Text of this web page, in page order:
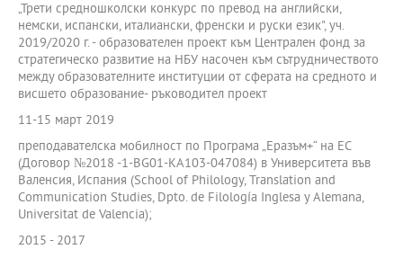
„Трети средношколски конкурс по превод на английски,
немски, испански, италиански, френски и руски език", уч.
2019/2020 г. - образователен проект към Централен фонд за
стратегическо развитие на НБУ насочен към сътрудничеството
между образователните институции от сферата на средното и
висшето образование- ръководител проект
11-15 март 2019
преподавателска мобилност по Програма „Еразъм+“ на ЕС
(Договор №2018 -1-BG01-KA103-047084) в Университета във
Валенсия, Испания (School of Philology, Translation and
Communication Studies, Dpto. de Filología Inglesa y Alemana,
Universitat de Valencia);
2015 - 2017